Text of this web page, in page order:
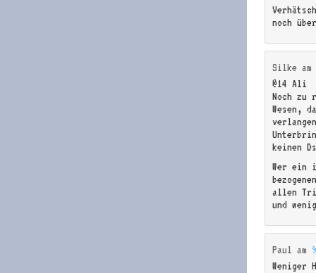
noch
Silke am
@14 Ali
Noch zu
Wesen,
keinen
Wer
allen
und
Paul am
Weniger